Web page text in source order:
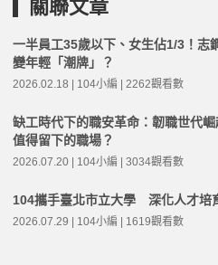
關聯文章
一半員工35歲以下、女生佔1/3！志
變年輕「潮牌」？
2026.02.18 | 104小編 | 2262觀看數
缺工時代下的職安革命：韌職世代
值得留下的職場？
2026.07.20 | 104小編 | 3034觀看數
104攜手臺北市立大學 深化人才培
2026.07.29 | 104小編 | 1619觀看數